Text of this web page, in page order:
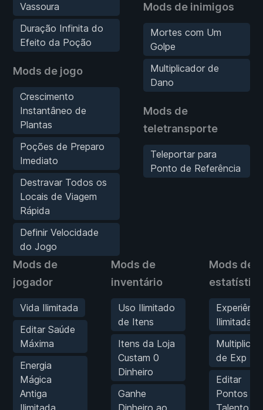
Vassoura
Duração Infinita do
Efeito da Poção
Mods de jogo
Crescimento
Instantâneo de
Plantas
Poções de Preparo
Imediato
Destravar Todos os
Locais de Viagem
Rápida
Definir Velocidade
do Jogo
Mods de inimigos
Mortes com Um
Golpe
Multiplicador de
Dano
Mods de
teletransporte
Teleportar para
Ponto de Referência
Mods de
jogador
Vida Ilimitada
Editar Saúde
Máxima
Energia
Mágica
Antiga
Mods de
inventário
Uso Ilimitado
de Itens
Itens da Loja
Custam 0
Dinheiro
Ganhe
Mods de
Ilimitada
de Exp
Editar
Pontos de